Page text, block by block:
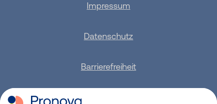
Impressum
Datenschutz
Barrierefreiheit